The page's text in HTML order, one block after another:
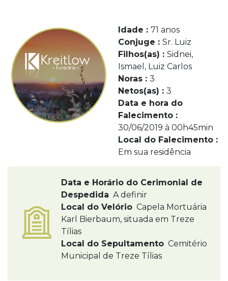
Idade : 71 anos
Conjuge : Sr. Luiz
Filhos(as) : Sidnei,
Ismael, Luiz Carlos
Noras : 3
Netos(as) : 3
Data e hora do
Falecimento :
30/06/2019 à 00h45min
Local do Falecimento :
Em sua residência
Data e Horário do Cerimonial de
Despedida A definir
Local do Velório Capela Mortuária
Karl Bierbaum, situada em Treze
Tílias
Local do Sepultamento Cemitério
Municipal de Treze Tílias